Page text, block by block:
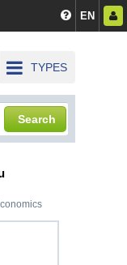
EN
TYPES
Search